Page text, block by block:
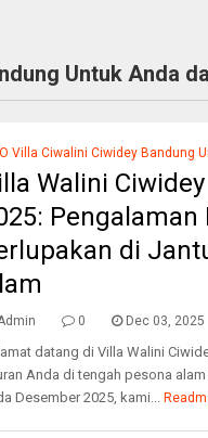
Untuk Anda
Villa Ciwalini Ciwidey Bandung
Walini
di
0 Dec 03, 2025
datang di Villa Walini
Anda di tengah pesona
Desember 2025, kami...